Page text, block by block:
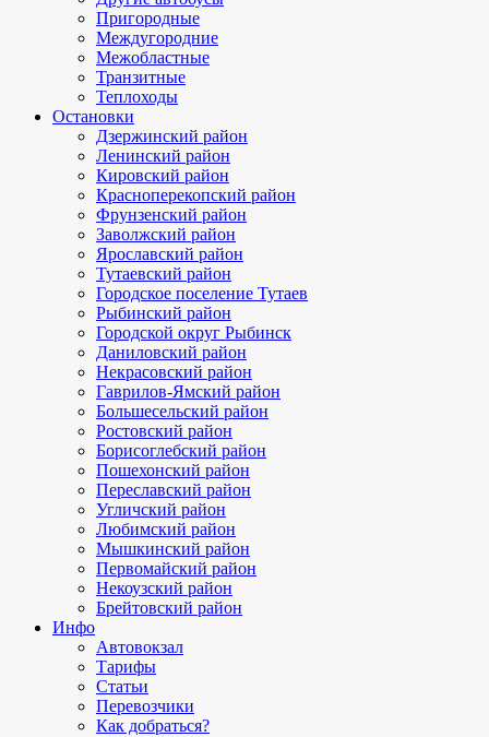
Пригородные
Междугородние
Межобластные
Транзитные
Теплоходы
Остановки
Дзержинский район
Ленинский район
Кировский район
Красноперекопский район
Фрунзенский район
Заволжский район
Ярославский район
Тутаевский район
Городское поселение Тутаев
Рыбинский район
Городской округ Рыбинск
Даниловский район
Некрасовский район
Гаврилов-Ямский район
Большесельский район
Ростовский район
Борисоглебский район
Пошехонский район
Переславский район
Угличский район
Любимский район
Мышкинский район
Первомайский район
Некоузский район
Брейтовский район
Инфо
Автовокзал
Тарифы
Статьи
Перевозчики
Как добраться?